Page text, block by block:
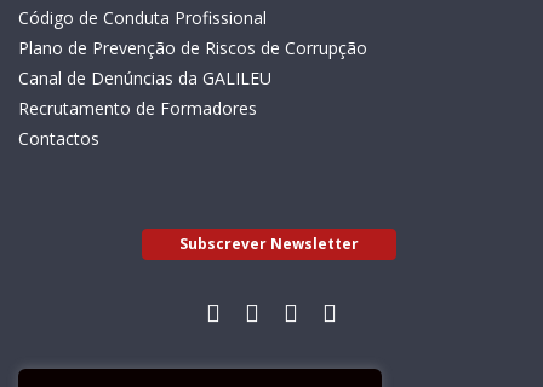
Código de Conduta Profissional
Plano de Prevenção de Riscos de Corrupção
Canal de Denúncias da GALILEU
Recrutamento de Formadores
Contactos
Subscrever Newsletter